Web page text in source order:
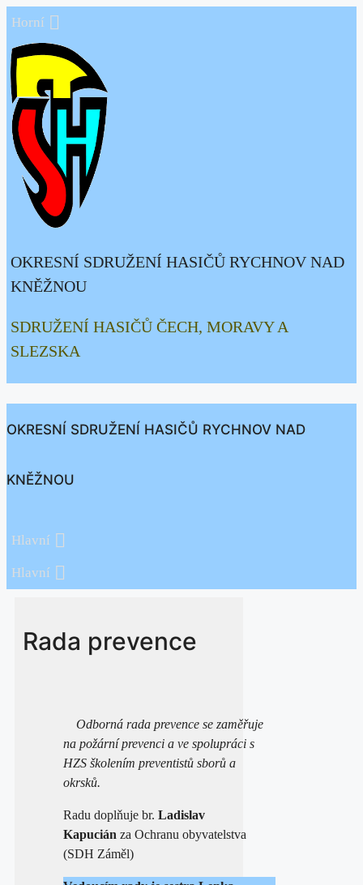
Přeskočit
obsah
Horní
OKRESNÍ SDRUŽENÍ HASIČŮ RYCHNOV NAD
KNĚŽNOU
SDRUŽENÍ HASIČŮ ČECH, MORAVY A
SLEZSKA
OKRESNÍ SDRUŽENÍ HASIČŮ RYCHNOV NAD
KNĚŽNOU
Hlavní
Hlavní
Rada prevence
Odborná rada prevence se zaměřuje
na požární prevenci a ve spolupráci s
HZS školením preventistů sborů a
okrsků.
Radu doplňuje br. Ladislav
Kapucián za Ochranu obyvatelstva
(SDH Záměl)